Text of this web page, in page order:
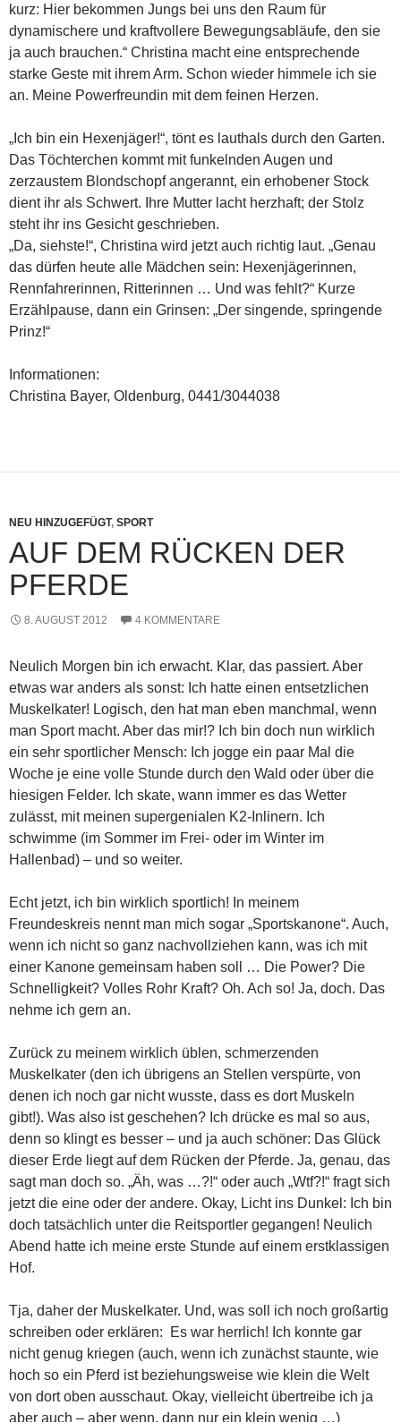
kurz: Hier bekommen Jungs bei uns den Raum für
dynamischere und kraftvollere Bewegungsabläufe, den sie
ja auch brauchen.“ Christina macht eine entsprechende
starke Geste mit ihrem Arm. Schon wieder himmele ich sie
an. Meine Powerfreundin mit dem feinen Herzen.
„Ich bin ein Hexenjäger!“, tönt es lauthals durch den Garten.
Das Töchterchen kommt mit funkelnden Augen und
zerzaustem Blondschopf angerannt, ein erhobener Stock
dient ihr als Schwert. Ihre Mutter lacht herzhaft; der Stolz
steht ihr ins Gesicht geschrieben.
„Da, siehste!“, Christina wird jetzt auch richtig laut. „Genau
das dürfen heute alle Mädchen sein: Hexenjägerinnen,
Rennfahrerinnen, Ritterinnen … Und was fehlt?“ Kurze
Erzählpause, dann ein Grinsen: „Der singende, springende
Prinz!“
Informationen:
Christina Bayer, Oldenburg, 0441/3044038
NEU HINZUGEFÜGT, SPORT
AUF DEM RÜCKEN DER
PFERDE
8. AUGUST 2012 4 KOMMENTARE
Neulich Morgen bin ich erwacht. Klar, das passiert. Aber
etwas war anders als sonst: Ich hatte einen entsetzlichen
Muskelkater! Logisch, den hat man eben manchmal, wenn
man Sport macht. Aber das mir!? Ich bin doch nun wirklich
ein sehr sportlicher Mensch: Ich jogge ein paar Mal die
Woche je eine volle Stunde durch den Wald oder über die
hiesigen Felder. Ich skate, wann immer es das Wetter
zulässt, mit meinen supergenialen K2-Inlinern. Ich
schwimme (im Sommer im Frei- oder im Winter im
Hallenbad) – und so weiter.
Echt jetzt, ich bin wirklich sportlich! In meinem
Freundeskreis nennt man mich sogar „Sportskanone“. Auch,
wenn ich nicht so ganz nachvollziehen kann, was ich mit
einer Kanone gemeinsam haben soll … Die Power? Die
Schnelligkeit? Volles Rohr Kraft? Oh. Ach so! Ja, doch. Das
nehme ich gern an.
Zurück zu meinem wirklich üblen, schmerzenden
Muskelkater (den ich übrigens an Stellen verspürte, von
denen ich noch gar nicht wusste, dass es dort Muskeln
gibt!). Was also ist geschehen? Ich drücke es mal so aus,
denn so klingt es besser – und ja auch schöner: Das Glück
dieser Erde liegt auf dem Rücken der Pferde. Ja, genau, das
sagt man doch so. „Äh, was …?!“ oder auch „Wtf?!“ fragt sich
jetzt die eine oder der andere. Okay, Licht ins Dunkel: Ich bin
doch tatsächlich unter die Reitsportler gegangen! Neulich
Abend hatte ich meine erste Stunde auf einem erstklassigen
Hof.
Tja, daher der Muskelkater. Und, was soll ich noch großartig
schreiben oder erklären: Es war herrlich! Ich konnte gar
nicht genug kriegen (auch, wenn ich zunächst staunte, wie
hoch so ein Pferd ist beziehungsweise wie klein die Welt
von dort oben ausschaut. Okay, vielleicht übertreibe ich ja
aber auch – aber wenn, dann nur ein klein wenig …)